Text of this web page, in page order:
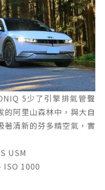
5少了引擎排氣管聲
阿里山森林中，與大自
著清新的芬多精空氣，實
USM
ISO 1000